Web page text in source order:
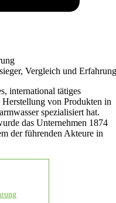
Vergleich und Erfahrung
international tätiges
von Produkten in
spezialisiert hat.
das Unternehmen 1874
der führenden Akteure in